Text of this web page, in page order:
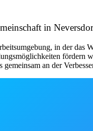
in
in der
an der